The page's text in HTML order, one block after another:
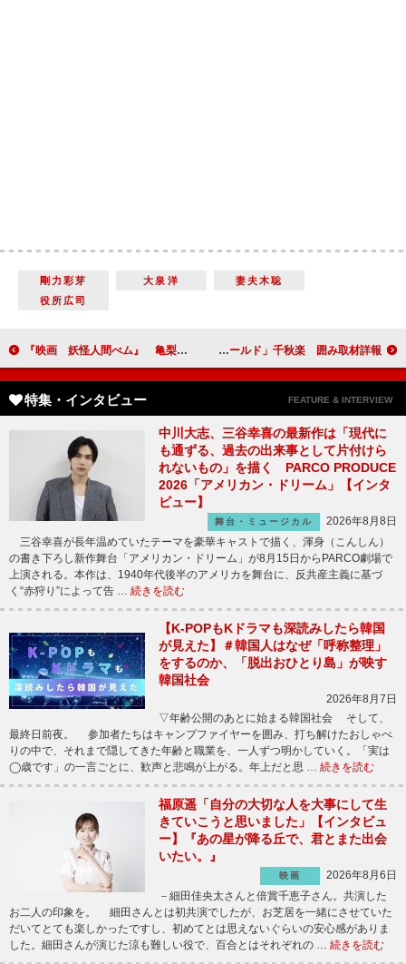
剛力彩芽 大泉洋
妻夫木聡
役所広司
『映画 妖怪人間べム』 亀梨和也、目に涙を浮かべながら舞台あいさつ 舞台「ジャニーズ・ワールド」千秋楽 囲み取材詳報
特集・インタビュー FEATURE & INTERVIEW
中川大志、三谷幸喜の最新作は「現代に
も通ずる、過去の出来事として片付けら
れないもの」を描く PARCO PRODUCE
2026「アメリカン・ドリーム」【インタ
ビュー】
舞台・ミュージカル
2026年8月8日
三谷幸喜が長年温めていたテーマを豪華キャストで描く、渾身（こんしん）
の書き下ろし新作舞台「アメリカン・ドリーム」が8月15日からPARCO劇場で
上演される。本作は、1940年代後半のアメリカを舞台に、反共産主義に基づ
く“赤狩り”によって告 … 続きを読む
【K-POPもKドラマも深読みしたら韓国
が見えた】＃韓国人はなぜ「呼称整理」
をするのか、「脱出おひとり島」が映す
韓国社会
2026年8月7日
▽年齢公開のあとに始まる韓国社会 そして、
最終日前夜。 参加者たちはキャンプファイヤーを囲み、打ち解けたおしゃべ
りの中で、それまで隠してきた年齢と職業を、一人ずつ明かしていく。「実は
◯歳です」の一言ごとに、歓声と悲鳴が上がる。年上だと思 … 続きを読む
福原遥「自分の大切な人を大事にして生
きていこうと思いました」【インタビュ
ー】『あの星が降る丘で、君とまた出会
いたい。』
映画
2026年8月6日
－細田佳央太さんと倍賞千恵子さん。共演した
お二人の印象を。 細田さんとは初共演でしたが、お芝居を一緒にさせていた
だいてとても楽しかったですし、初めてとは思えないぐらいの安心感がありま
した。細田さんが演じた涼も難しい役で、百合とはそれぞれの … 続きを読む